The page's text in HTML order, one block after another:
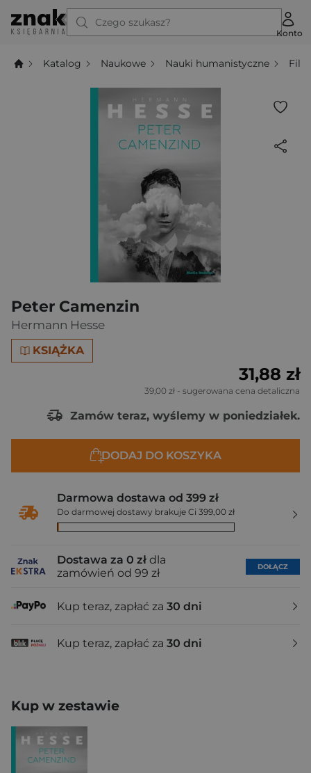
Czego szukasz?
Konto
Katalog Naukowe Nauki humanistyczne
Peter Camenzin
Hermann Hesse
KSIĄŻKA
31,88 zł
39,00 zł - sugerowana cena detaliczna
Zamów teraz, wyślemy w poniedziałek.
DODAJ DO KOSZYKA
Darmowa dostawa od 399 zł
Do darmowej dostawy brakuje Ci 399,00 zł
Dostawa za 0 zł dla
zamówień od 99 zł
DOŁĄCZ
Kup teraz, zapłać za 30 dni
Kup teraz, zapłać za 30 dni
Kup w zestawie